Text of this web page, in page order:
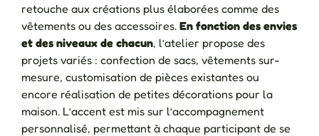
retouche aux créations plus élaborées comme des
vêtements ou des accessoires. En fonction des envies
et des niveaux de chacun, l’atelier propose des
projets variés : confection de sacs, vêtements sur-
mesure, customisation de pièces existantes ou
encore réalisation de petites décorations pour la
maison. L’accent est mis sur l’accompagnement
personnalisé, permettant à chaque participant de se